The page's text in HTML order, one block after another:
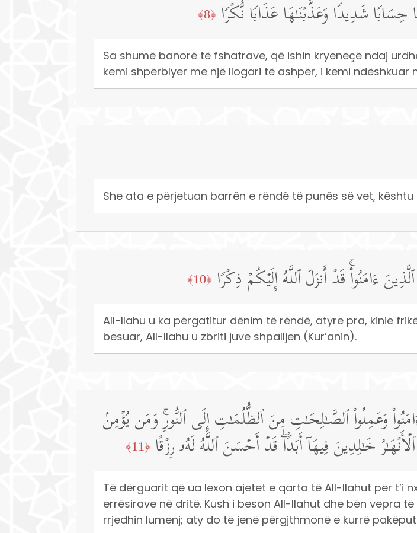
شَدِیدࣰا وَعَذَّبۡنَـٰهَا عَذَابࣰا نُّكۡرࣰا ﴿8﴾
Sa shumë banorë të fshatrave, që ishin kryeneçë ndaj
kemi shpërblyer me një llogari të ashpër, i kemi ndëshkuar
She ata e përjetuan barrën e rëndë të punës së vet,
ءَامَنُوا۟ۚ قَدۡ أَنزَلَ ٱللَّهُ إِلَیۡكُمۡ ذِكۡرࣰا ﴿10﴾
All-llahu u ka përgatitur dënim të rëndë, atyre pra, kinie
besuar, All-llahu u zbriti juve shpalljen (Kur’anin).
وَعَمِلُوا۟ ٱلصَّـٰلِحَـٰتِ مِنَ ٱلظُّلُمَـٰتِ إِلَى ٱلنُّورِۚ وَمَن یُؤۡمِنۢ
خَـٰلِدِینَ فِیهَاۤ أَبَدࣰاۖ قَدۡ أَحۡسَنَ ٱللَّهُ لَهُۥ رِزۡقًا ﴿11﴾
Të dërguarit që ua lexon ajetet e qarta të All-llahut për t’i
errësirave në dritë. Kush i beson All-llahut dhe bën vepra
rrjedhin lumenj; aty do të jenë përgjthmonë e kurrë